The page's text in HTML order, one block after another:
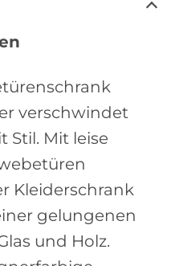
verschwindet
Stil. Mit leise
Kleiderschrank
gelungenen
und Holz.